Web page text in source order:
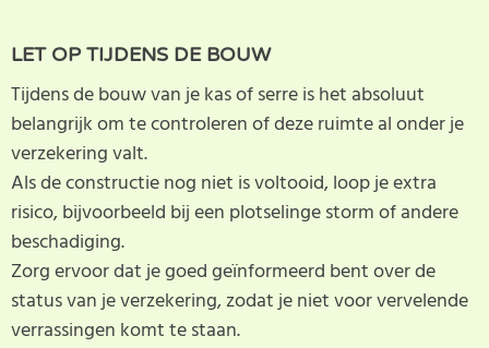
LET OP TIJDENS DE BOUW
Tijdens de bouw van je kas of serre is het absoluut
belangrijk om te controleren of deze ruimte al onder je
verzekering valt.
Als de constructie nog niet is voltooid, loop je extra
risico, bijvoorbeeld bij een plotselinge storm of andere
beschadiging.
Zorg ervoor dat je goed geïnformeerd bent over de
status van je verzekering, zodat je niet voor vervelende
verrassingen komt te staan.